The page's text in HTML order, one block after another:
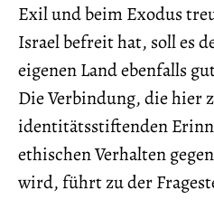
Exil und beim Exodus
Israel befreit hat, soll es
eigenen Land ebenfalls
Die Verbindung, die hier
identitätsstiftenden
ethischen Verhalten
wird, führt zu der